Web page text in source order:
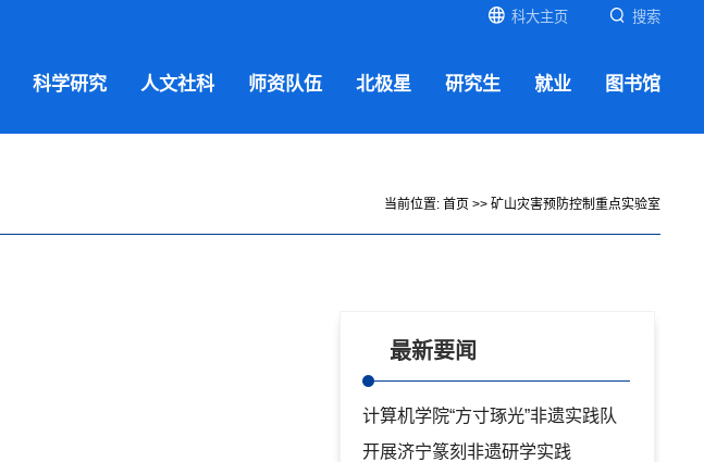
科大主页 搜索
科学研究 人文社科 师资队伍 北极星 研究生 就业 图书馆
当前位置: 首页 >> 矿山灾害预防控制重点实验室
最新要闻
计算机学院“方寸琢光”非遗实践队
开展济宁篆刻非遗研学实践